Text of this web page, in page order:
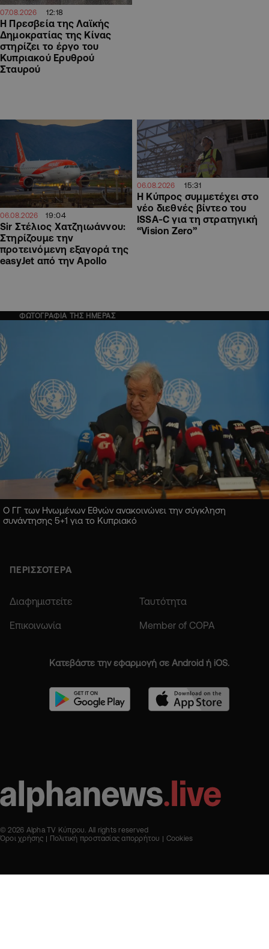
07.08.2026 12:18
Η Πρεσβεία της Λαϊκής
Δημοκρατίας της Κίνας
στηρίζει το έργο του
Κυπριακού Ερυθρού
Σταυρού
06.08.2026 19:04
Sir Στέλιος Χατζηιωάννου:
Στηρίζουμε την
προτεινόμενη εξαγορά της
easyJet από την Apollo
06.08.2026 15:31
Η Κύπρος συμμετέχει στο
νέο διεθνές βίντεο του
ISSA-C για τη στρατηγική
“Vision Zero”
ΦΩΤΟΓΡΑΦΙΑ ΤΗΣ ΗΜΕΡΑΣ
Ο ΓΓ των Ηνωμένων Εθνών ανακοινώνει την σύγκληση
συνάντησης 5+1 για το Κυπριακό
ΠΕΡΙΣΣΟΤΕΡΑ
Διαφημιστείτε Ταυτότητα
Επικοινωνία Member of COPA
Κατεβάστε την εφαρμογή σε Android ή iOS.
© 2026 Alpha TV Κύπρου. All rights reserved
Όροι χρήσης
Πολιτική προστασίας απορρήτου Cookies